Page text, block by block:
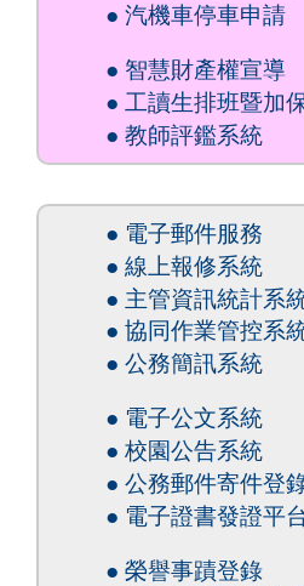
● 汽機車停車申請
● 智慧財產權宣導
● 工讀生排班暨加
● 教師評鑑系統
● 電子郵件服務
● 線上報修系統
● 主管資訊統計系
● 協同作業管控系
● 公務簡訊系統
● 電子公文系統
● 校園公告系統
● 公務郵件寄件登
● 電子證書發證平
● 榮譽事蹟登錄